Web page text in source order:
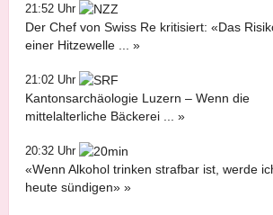
21:52 Uhr
Der Chef von Swiss Re kritisiert: «Das
einer Hitzewelle ... »
21:02 Uhr
Kantonsarchäologie Luzern – Wenn die
mittelalterliche Bäckerei ... »
20:32 Uhr
«Wenn Alkohol trinken strafbar ist, werde
heute sündigen» »